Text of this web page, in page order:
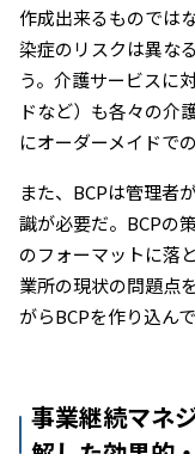
作成出来るものでは
染症のリスクは異な
う。介護サービスに
ドなど）も各々の介
にオーダーメイドで
また、BCPは管理者
識が必要だ。BCPの
のフォーマットに落
業所の現状の問題点
がらBCPを作り込ん
事業継続マネ